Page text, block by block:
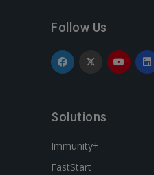
Follow Us
Solutions
Immunity+
FastStart